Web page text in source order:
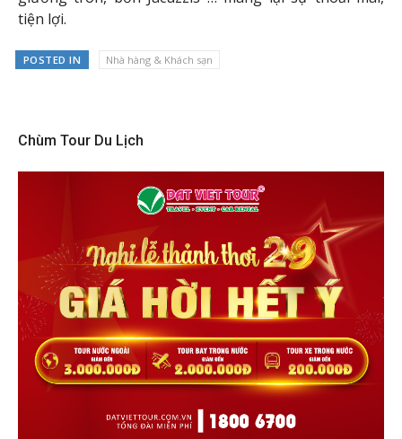
tiện lợi.
POSTED IN Nhà hàng & Khách sạn
Chùm Tour Du Lịch